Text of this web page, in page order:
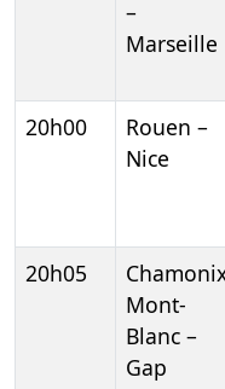
–
Marseille
20h00
Rouen –
Nice
20h05
Mont-
Blanc –
Gap